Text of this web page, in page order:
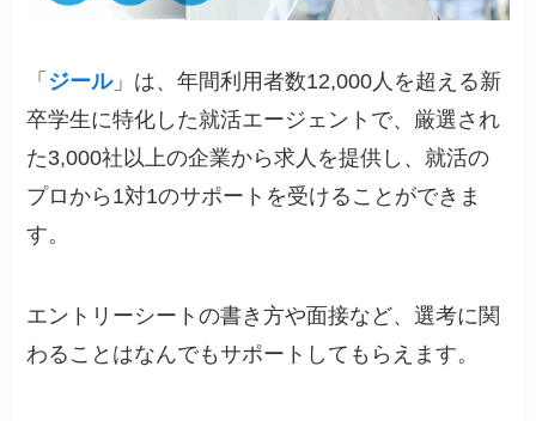
「 ジール」は、年間利用者数12,000人を超える新
卒学生に特化した就活エージェントで、厳選され
た3,000社以上の企業から求人を提供し、就活の
プロから1対1のサポートを受けることができま
す。
エントリーシートの書き方や面接など、選考に関
わることはなんでもサポートしてもらえます。